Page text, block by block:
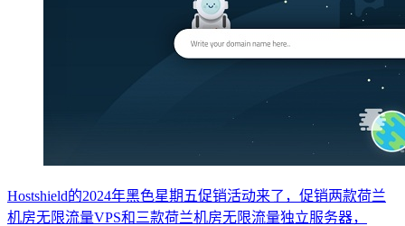
Hostshield的2024年黑色星期五促销活动来了，促销两款荷兰
机房无限流量VPS和三款荷兰机房无限流量独立服务器，